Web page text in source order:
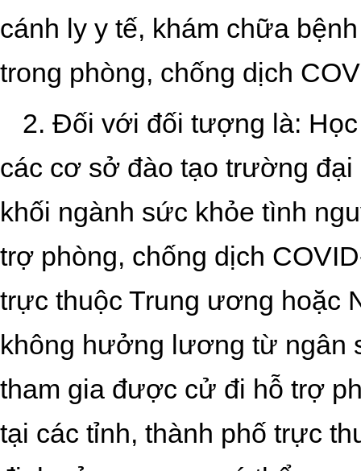
cánh ly y tế, khám chữa
trong phòng, chống dịch
2. Đối với đối tượng là:
các cơ sở đào tạo trường
khối ngành sức khỏe tình
trợ phòng, chống dịch
trực thuộc Trung ương hoặc
không hưởng lương từ ngân
tham gia được cử đi hỗ trợ
tại các tỉnh, thành phố trực